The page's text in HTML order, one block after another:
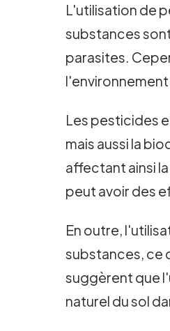
L'utilisation de
substances
parasites.
l'environnement
Les pesticides
mais aussi la
affectant ainsi
peut avoir des
En outre,
substances, ce
suggèrent que
naturel du sol